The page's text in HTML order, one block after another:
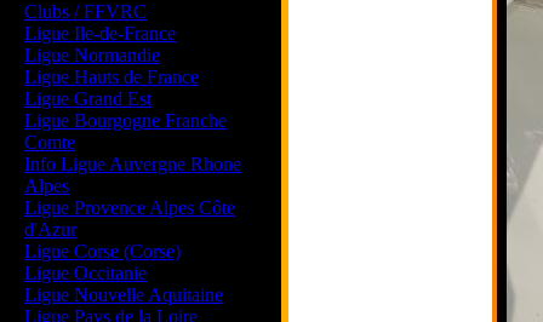
Clubs / FFVRC
Ligue Ile-de-France
Ligue Normandie
Ligue Hauts de France
Ligue Grand Est
Ligue Bourgogne Franche
Comte
Info Ligue Auvergne Rhone
Alpes
Ligue Provence Alpes Côte
d'Azur
Ligue Corse (Corse)
Ligue Occitanie
Ligue Nouvelle Aquitaine
Ligue Pays de la Loire